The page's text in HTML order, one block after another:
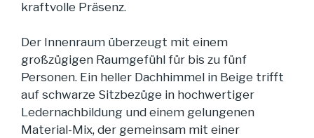
kraftvolle Präsenz.
Der Innenraum überzeugt mit einem
großzügigen Raumgefühl für bis zu fünf
Personen. Ein heller Dachhimmel in Beige trifft
auf schwarze Sitzbezüge in hochwertiger
Ledernachbildung und einem gelungenen
Material-Mix, der gemeinsam mit einer